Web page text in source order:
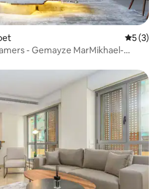
5 (3)
- Gemayze MarMikhael-